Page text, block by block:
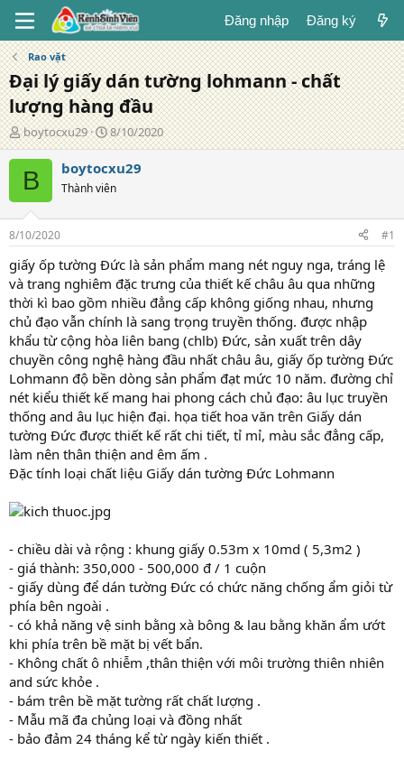
Đăng nhập Đăng ký
Rao vặt
Đại lý giấy dán tường lohmann - chất
lượng hàng đầu
T
á
c
g
ả
boytocxu29
N
g
à
đ
g
8/10/2020
B boytocxu29
Thành viên
8/10/2020 #1
giấy ốp tường Đức là sản phẩm mang nét nguy nga, tráng lệ
và trang nghiêm đặc trưng của thiết kế châu âu qua những
thời kì bao gồm nhiều đẳng cấp không giống nhau, nhưng
chủ đạo vẫn chính là sang trọng truyền thống. được nhập
khẩu từ cộng hòa liên bang (chlb) Đức, sản xuất trên dây
chuyền công nghệ hàng đầu nhất châu âu, giấy ốp tường Đức
Lohmann độ bền dòng sản phẩm đạt mức 10 năm. đường chỉ
nét kiểu thiết kế mang hai phong cách chủ đạo: âu lục truyền
thống and âu lục hiện đại. họa tiết hoa văn trên Giấy dán
tường Đức được thiết kế rất chi tiết, tỉ mỉ, màu sắc đẳng cấp,
làm nên thân thiện and êm ấm .
Đặc tính loại chất liệu Giấy dán tường Đức Lohmann
- chiều dài và rộng : khung giấy 0.53m x 10md ( 5,3m2 )
- giá thành: 350,000 - 500,000 đ / 1 cuộn
- giấy dùng để dán tường Đức có chức năng chống ẩm giỏi từ
phía bên ngoài .
- có khả năng vệ sinh bằng xà bông & lau bằng khăn ẩm ướt
khi phía trên bề mặt bị vết bẩn.
- Không chất ô nhiễm ,thân thiện với môi trường thiên nhiên
and sức khỏe .
- bám trên bề mặt tường rất chất lượng .
- Mẫu mã đa chủng loại và đồng nhất
- bảo đảm 24 tháng kể từ ngày kiến thiết .